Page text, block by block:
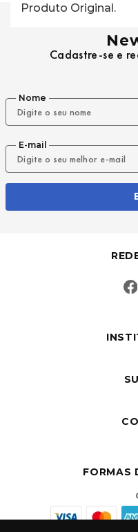
Produto Original.
Cadastre-se e
Nome
E-mail
FORMAS